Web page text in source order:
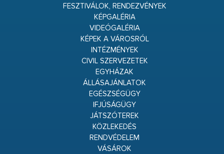
FESZTIVÁLOK, RENDEZVÉNYEK
KÉPGALÉRIA
VIDEÓGALÉRIA
KÉPEK A VÁROSRÓL
INTÉZMÉNYEK
CIVIL SZERVEZETEK
EGYHÁZAK
ÁLLÁSAJÁNLATOK
EGÉSZSÉGÜGY
IFJÚSÁGÜGY
JÁTSZÓTEREK
KÖZLEKEDÉS
RENDVÉDELEM
VÁSÁROK